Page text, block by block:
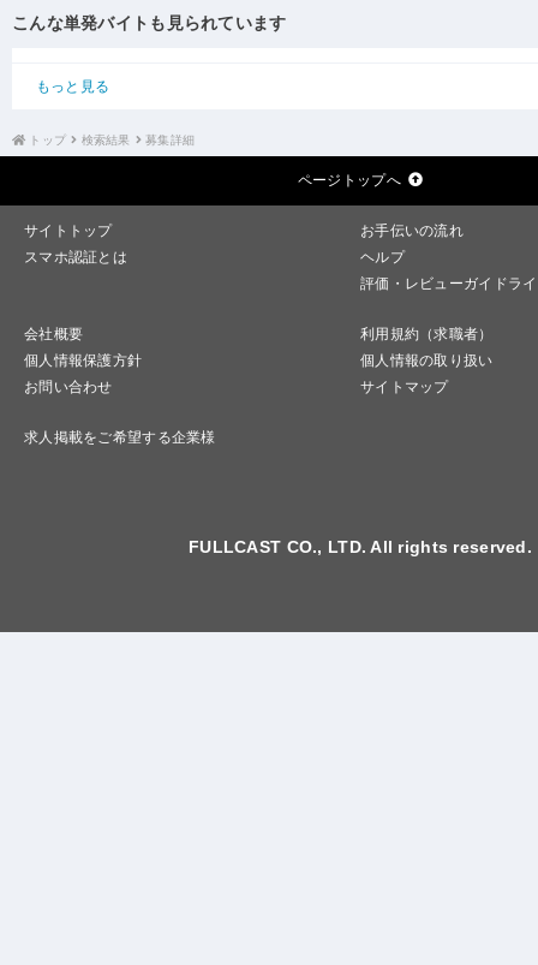
こんな単発バイトも見られています
もっと見る
トップ 検索結果 募集詳細
ページトップへ
サイトトップ
お手伝いの流れ
スマホ認証とは
ヘルプ
評価・レビューガイドラ
会社概要
利用規約（求職者）
個人情報保護方針
個人情報の取り扱い
お問い合わせ
サイトマップ
求人掲載をご希望する企業様
FULLCAST CO., LTD. All rights reserved.